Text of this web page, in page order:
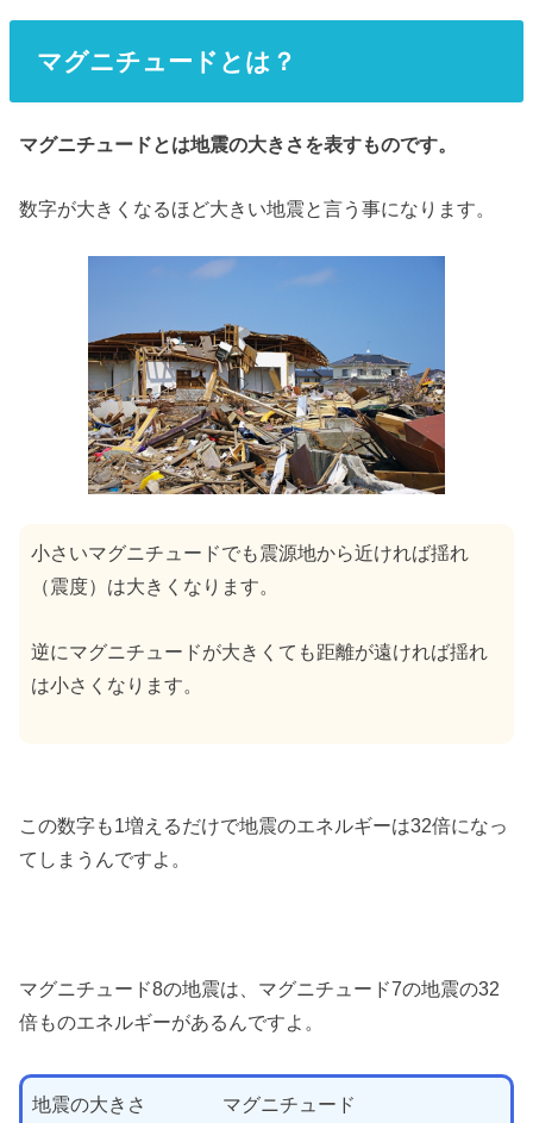
マグニチュードとは？
マグニチュードとは地震の大きさを表すものです。
数字が大きくなるほど大きい地震と言う事になります。
小さいマグニチュードでも震源地から近ければ揺れ
（震度）は大きくなります。
逆にマグニチュードが大きくても距離が遠ければ揺れ
は小さくなります。
この数字も1増えるだけで地震のエネルギーは32倍になっ
てしまうんですよ。
マグニチュード8の地震は、マグニチュード7の地震の32
倍ものエネルギーがあるんですよ。
地震の大きさ マグニチュード